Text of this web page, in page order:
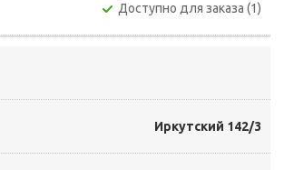
Доступно для заказа (1)
Иркутский 142/3